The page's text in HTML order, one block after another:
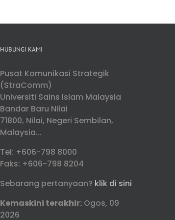
HUBUNGI KAMI
Pusat Komunikasi Strategik
(StraComm)
Universiti Sains Islam Malaysia
Bandar Baru Nilai
71800, Nilai, Negeri Sembilan,
Malaysia...
Tel: +606-798 8000
Faks: +606-798 8204
Sebarang pertanyaan? klik di sini
Kemaskini terakhir: Ogos, 09
2026